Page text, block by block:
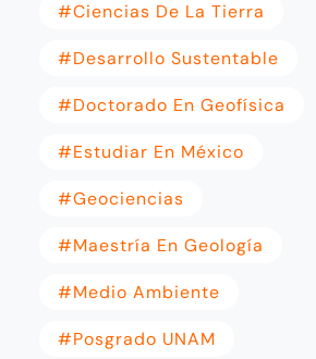
#ciencias De La Tierra
#desarrollo Sustentable
#doctorado En Geofísica
#estudiar En México
#geociencias
#maestría En Geología
#Medio Ambiente
#posgrado UNAM